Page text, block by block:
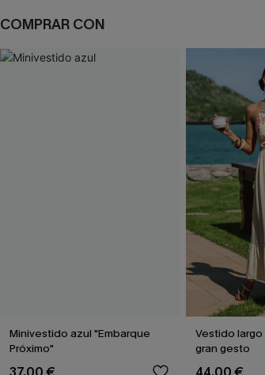
COMPRAR CON
Minivestido azul "Embarque
Próximo"
Vestido
gran gesto